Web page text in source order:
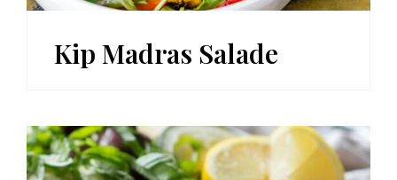
Kip Madras Salade